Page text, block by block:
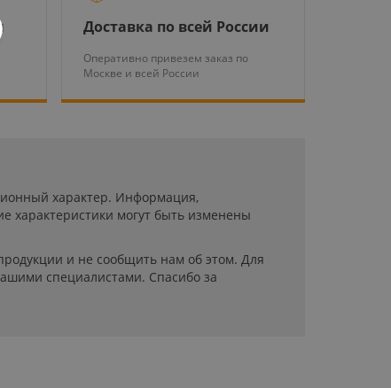
Доставка по всей России
Оперативно привезем заказ по
Москве и всей России
характер. Информация,
характеристики могут быть изменены
и не сообщить нам об этом. Для
специалистами. Спасибо за